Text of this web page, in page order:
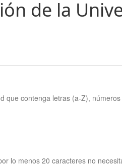
de la
que contenga letras (a-Z),
lo menos 20 caracteres no